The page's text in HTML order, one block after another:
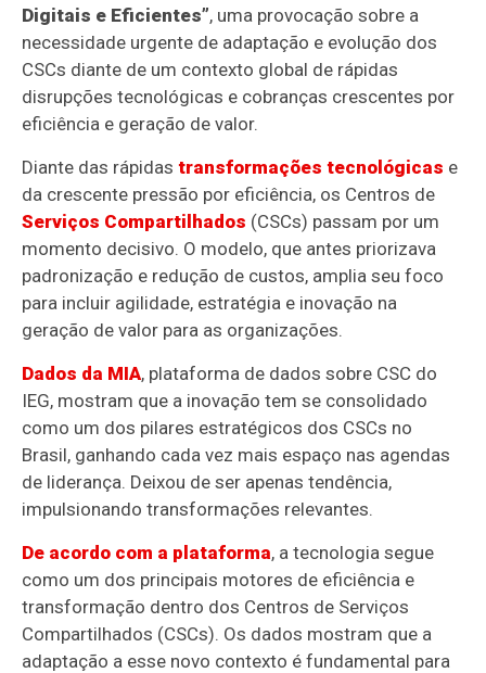
Digitais e Eficientes”, uma provocação sobre a
necessidade urgente de adaptação e evolução dos
CSCs diante de um contexto global de rápidas
disrupções tecnológicas e cobranças crescentes por
eficiência e geração de valor.
Diante das rápidastransformações tecnológicas e
da crescente pressão por eficiência, os Centros de
Serviços Compartilhados (CSCs) passam por um
momento decisivo. O modelo, que antes priorizava
padronização e redução de custos, amplia seu foco
para incluir agilidade, estratégia e inovação na
geração de valor para as organizações.
Dados da MIA, plataforma de dados sobre CSC do
IEG, mostram que a inovação tem se consolidado
como um dos pilares estratégicos dos CSCs no
Brasil, ganhando cada vez mais espaço nas agendas
de liderança. Deixou de ser apenas tendência,
impulsionando transformações relevantes.
De acordo com a plataforma, a tecnologia segue
como um dos principais motores de eficiência e
transformação dentro dos Centros de Serviços
Compartilhados (CSCs). Os dados mostram que a
adaptação a esse novo contexto é fundamental para